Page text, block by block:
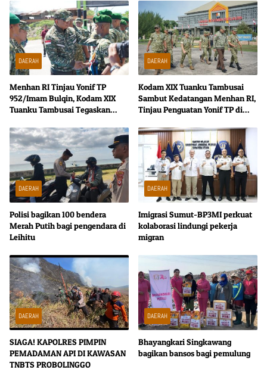
DAERAH
Menhan RI Tinjau Yonif TP
952/Imam Bulqin, Kodam XIX
Tuanku Tambusai Tegaskan
DAERAH
Kodam XIX Tuanku Tambusai
Sambut Kedatangan Menhan RI,
Tinjau Penguatan Yonif TP di
DAERAH
Polisi bagikan 100 bendera
Merah Putih bagi pengendara di
Leihitu
DAERAH
Imigrasi Sumut-BP3MI perkuat
kolaborasi lindungi pekerja
migran
DAERAH
SIAGA! KAPOLRES PIMPIN
PEMADAMAN API DI KAWASAN
TNBTS PROBOLINGGO
DAERAH
Bhayangkari Singkawang
bagikan bansos bagi pemulung